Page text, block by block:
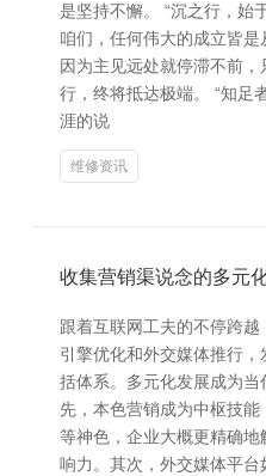
是坚持不懈。 “沉之行，始
咱们，任何伟大的成立皆
因为主见远处就停滞不前
行，终将抵达极端。 “知足
涯的说
维修资讯
收集营销渠说念的多元
跟着互联网工夫的不停跨
引擎优化和外交媒体推行
括体系。多元化发展成为
先，本色营销成为中枢技
等神色，企业大概更精确
响力。其次，外交媒体平